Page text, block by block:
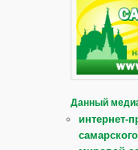
Данный
интернет-